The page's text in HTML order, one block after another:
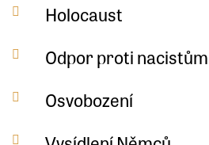
Holocaust
Odpor proti nacistům
Osvobození